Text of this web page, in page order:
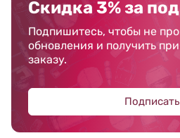
Скидка 3% за
Подпишитесь, чтобы не
обновления и получить
заказу.